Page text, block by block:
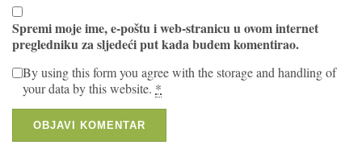
Spremi moje ime, e-poštu i web-stranicu u ovom internet
pregledniku za sljedeći put kada budem komentirao.
By using this form you agree with the storage and handling of
your data by this website. *